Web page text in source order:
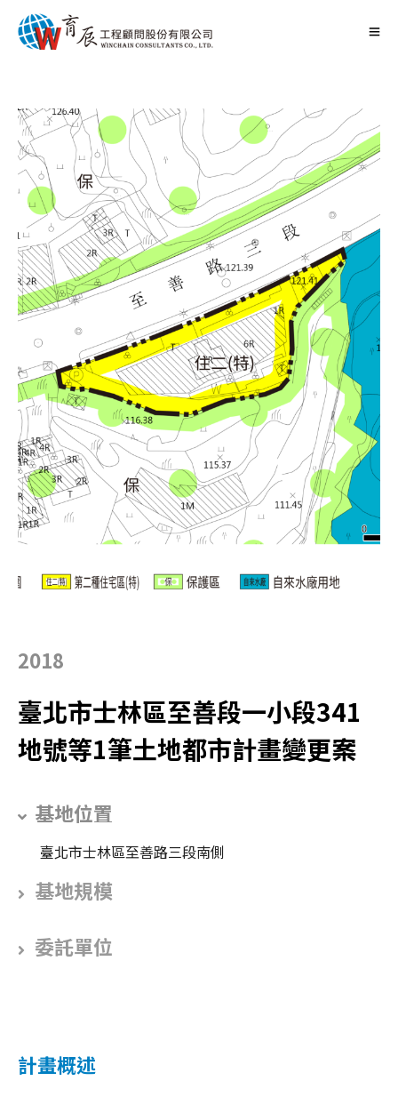
2018
臺北市士林區至善段一小段341
地號等1筆土地都市計畫變更案
基地位置
臺北市士林區至善路三段南側
基地規模
委託單位
計畫概述